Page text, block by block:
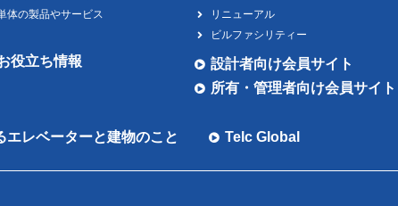
体の製品やサービス
役立ち情報
リニューアル
ビルファシリティー
設計者向け会員サイト
所有・管理者向け会員サイト
エレベーターと建物のこと Telc Global